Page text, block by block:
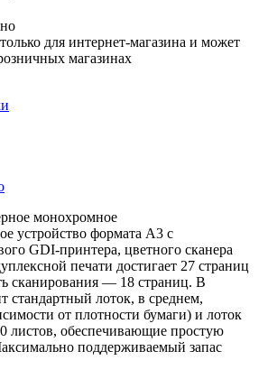
для интернет-магазина и может
магазинах
монохромное
устройство формата А3 с
GDI-принтера, цветного сканера
печати достигает 27 страниц
сканирования — 18 страниц. В
стандартный лоток, в среднем,
от плотности бумаги) и лоток
листов, обеспечивающие простую
поддерживаемый запас